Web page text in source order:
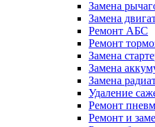
Замена
Замена
Ремонт АБС
Ремонт
Замена
Замена
Замена
Удаление
Ремонт
Ремонт и